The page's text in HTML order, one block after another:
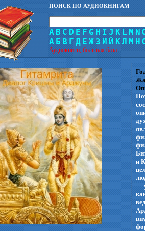
ПОИСК ПО АУДИОКНИГАМ
A B C D E F G H I J K L M N
А Б В Г Д Е Ж З И Й КЛ М Н
Аудиокниги, большая база.
и
—